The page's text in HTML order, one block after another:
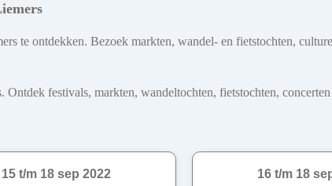
te ontdekken. Bezoek markten, wandel- en fietstochten,
festivals, markten, wandeltochten, fietstochten,
15 t/m 18 sep 2022
16 t/m 18